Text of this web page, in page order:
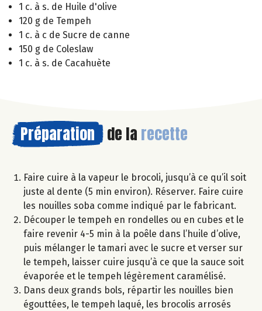
1 c. à s. de Huile d'olive
120 g de Tempeh
1 c. à c de Sucre de canne
150 g de Coleslaw
1 c. à s. de Cacahuète
Préparation de la recette
Faire cuire à la vapeur le brocoli, jusqu’à ce qu’il soit
juste al dente (5 min environ). Réserver. Faire cuire
les nouilles soba comme indiqué par le fabricant.
Découper le tempeh en rondelles ou en cubes et le
faire revenir 4-5 min à la poêle dans l’huile d’olive,
puis mélanger le tamari avec le sucre et verser sur
le tempeh, laisser cuire jusqu’à ce que la sauce soit
évaporée et le tempeh légèrement caramélisé.
Dans deux grands bols, répartir les nouilles bien
égouttées, le tempeh laqué, les brocolis arrosés